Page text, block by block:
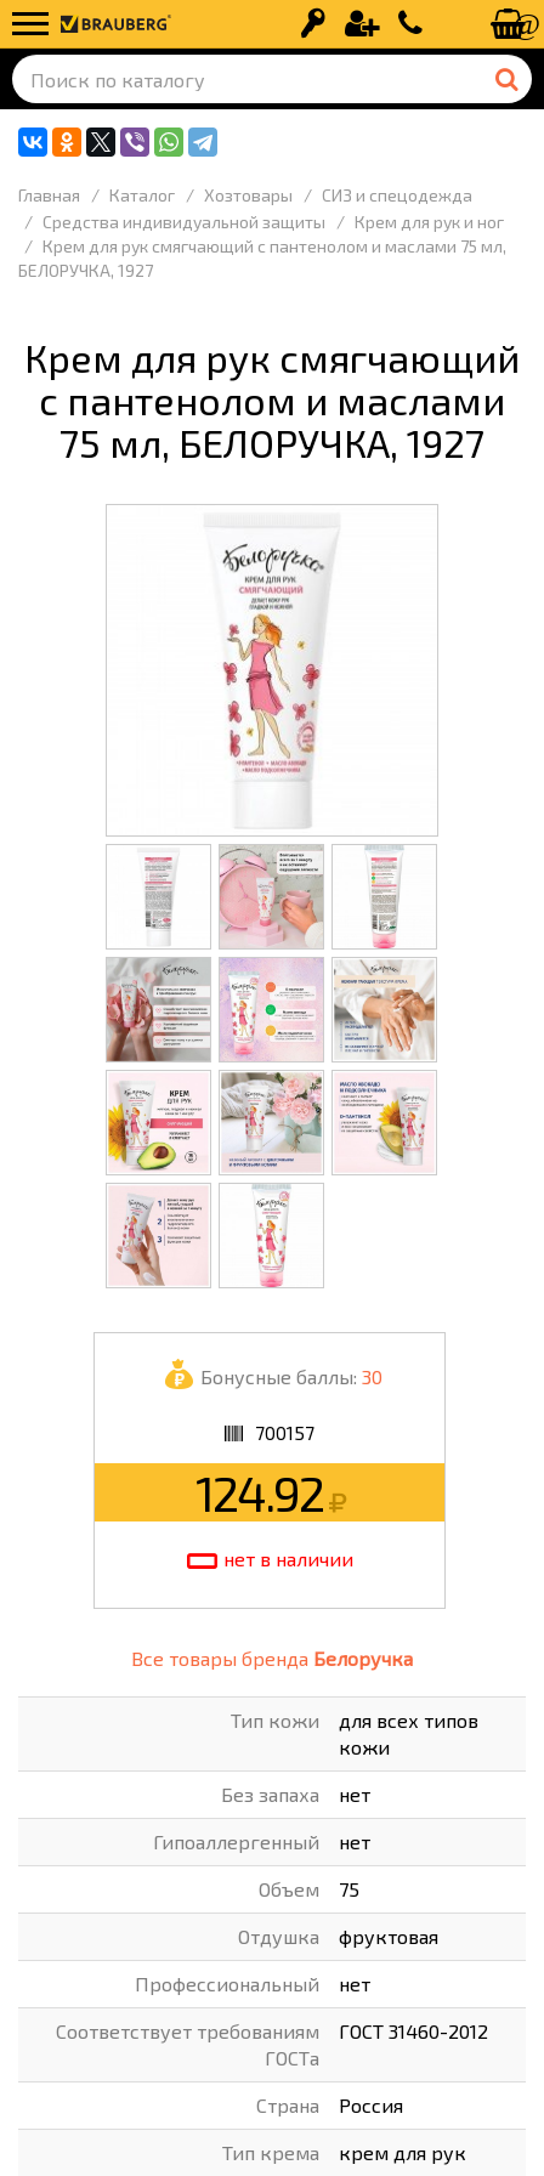
Вход Регистрация+7 (499) 110-
Главная Каталог Хозтовары
СИЗ и спецодежда
Средства индивидуальной защиты
Крем для рук и ног
Крем для рук смягчающий с пантенолом и маслами 75 мл,
БЕЛОРУЧКА, 1927
Крем для рук смягчающий
с пантенолом и маслами
75 мл, БЕЛОРУЧКА, 1927
Бонусные баллы: 30
700157
124.92
нет в наличии
Все товары бренда Белоручка
Тип кожи
для всех типов
кожи
Без запаха нет
Гипоаллергенный нет
Объем 75
Отдушка фруктовая
Профессиональный нет
Соответствует требованиям
ГОСТа
ГОСТ 31460-2012
Страна Россия
Тип крема крем для рук